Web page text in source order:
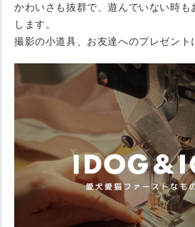
かわいさも抜群で、遊んでいない時も
します。
撮影の小道具、お友達へのプレゼント